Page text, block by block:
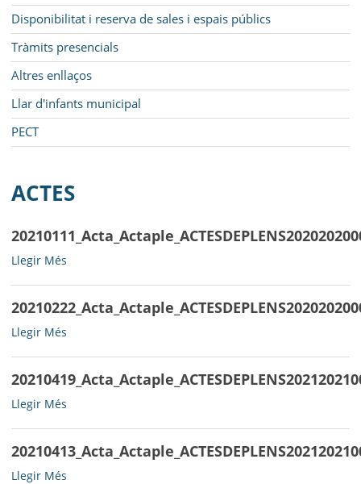
Disponibilitat i reserva de sales i espais públics
Tràmits presencials
Altres enllaços
Llar d'infants municipal
PECT
ACTES
Llegir Més
Llegir Més
Llegir Més
Llegir Més